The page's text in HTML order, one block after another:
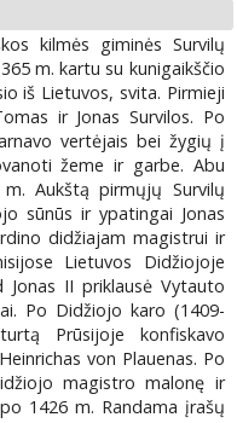
kilmės giminės Survilų
m. kartu su kunigaikščio
iš Lietuvos, svita. Pirmieji
ir Jonas Survilos. Po
vertėjais bei žygių į
žeme ir garbe. Abu
Aukštą pirmųjų Survilų
sūnūs ir ypatingai Jonas
didžiajam magistrui ir
Lietuvos Didžiojoje
Jonas II priklausė Vytauto
Po Didžiojo karo (1409-
Prūsijoje konfiskavo
von Plauenas. Po
magistro malonę ir
1426 m. Randama įrašų